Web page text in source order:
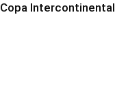
Copa Intercontinental